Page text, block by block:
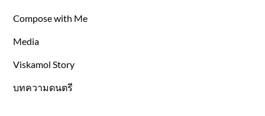
Compose with Me
Media
Viskamol Story
บทความดนตรี